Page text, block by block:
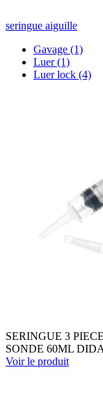
seringue aiguille
Gavage (1)
Luer(1)
Luer lock (4)
SERINGUE 3
SONDE 60ML
Voir le produit